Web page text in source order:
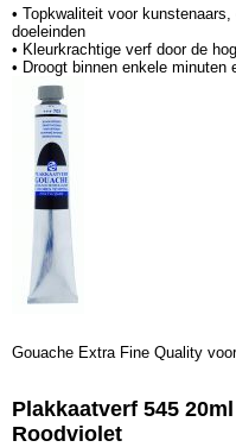
• Topkwaliteit voor
doeleinden
• Kleurkrachtige verf door de
• Droogt binnen enkele
Gouache Extra Fine Quality
Plakkaatverf 545 20ml
Roodviolet